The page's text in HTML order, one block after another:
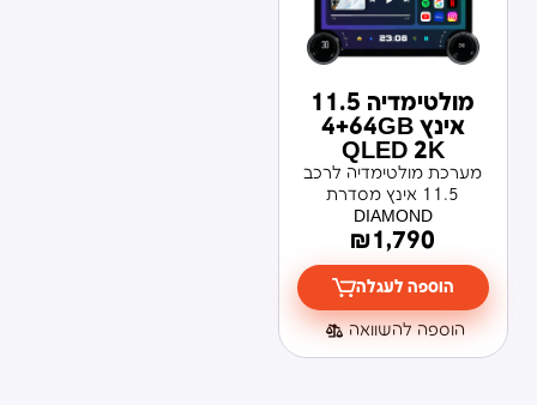
מולטימדיה 11.5
אינץ 4+64GB
QLED 2K
מערכת מולטימדיה לרכב
11.5 אינץ מסדרת
DIAMOND
₪1,790
הוספה להשוואה
הוספה לעגלה